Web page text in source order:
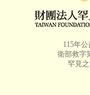
115年公
衛部救字
罕見